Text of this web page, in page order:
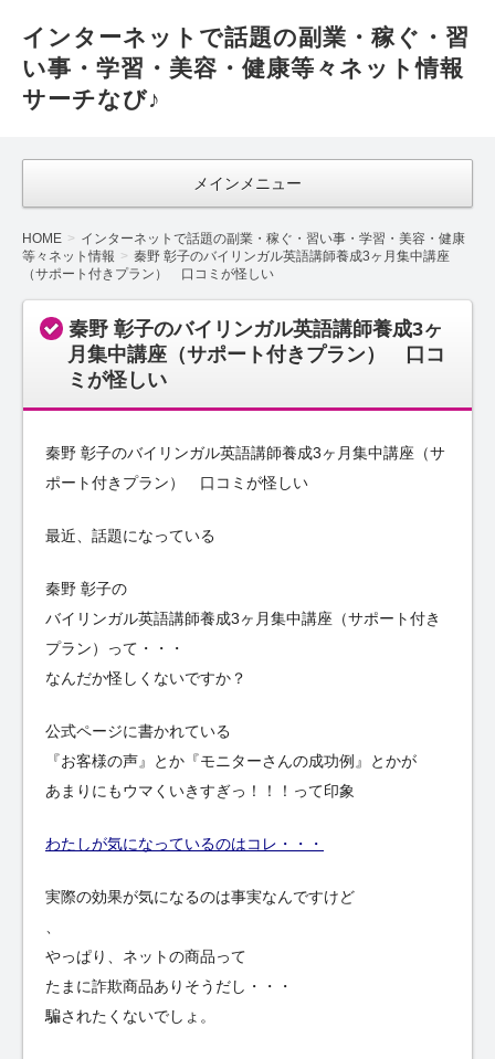
インターネットで話題の副業・稼ぐ・習
い事・学習・美容・健康等々ネット情報
サーチなび♪
メインメニュー
HOME
インターネットで話題の副業・稼ぐ・習い事・学習・美容・健康
等々ネット情報
秦野 彰子のバイリンガル英語講師養成3ヶ月集中講座
（サポート付きプラン） 口コミが怪しい
秦野 彰子のバイリンガル英語講師養成3ヶ
月集中講座（サポート付きプラン） 口コ
ミが怪しい
秦野 彰子のバイリンガル英語講師養成3ヶ月集中講座（サ
ポート付きプラン） 口コミが怪しい
最近、話題になっている
秦野 彰子の
バイリンガル英語講師養成3ヶ月集中講座（サポート付き
プラン）って・・・
なんだか怪しくないですか？
公式ページに書かれている
『お客様の声』とか『モニターさんの成功例』とかが
あまりにもウマくいきすぎっ！！！って印象
わたしが気になっているのはコレ・・・
実際の効果が気になるのは事実なんですけど
、
やっぱり、ネットの商品って
たまに詐欺商品ありそうだし・・・
騙されたくないでしょ。